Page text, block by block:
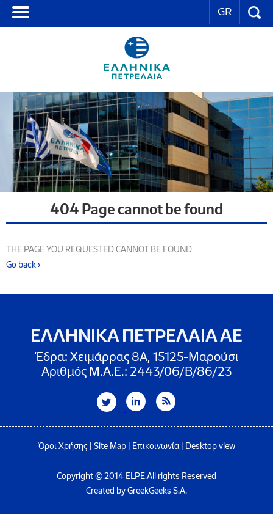
GR
404 Page cannot be found
THE PAGE YOU REQUESTED CANNOT BE FOUND
Go back ›
ΕΛΛΗΝΙΚΑ ΠΕΤΡΕΛΑΙΑ ΑΕ
Έδρα: Χειμάρρας 8A, 15125-Μαρούσι
Αριθμός Μ.Α.Ε.: 2443/06/Β/86/23
Όροι Χρήσης Site Map Επικοινωνία| Desktop view
Copyright © 2014 ELPE.All rights Reserved
Created by GreekGeeks S.A.